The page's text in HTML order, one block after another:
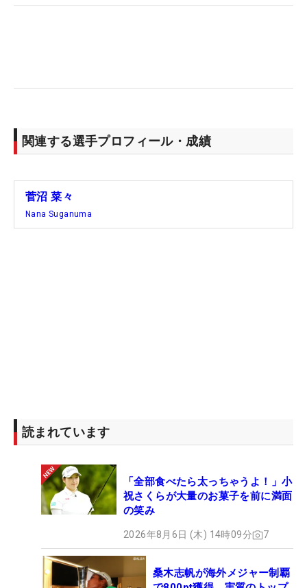
関連する選手プロフィール・成績
菅沼 菜々
Nana Suganuma
読まれています
「全部食べたら太っちゃうよ！」小
祝さくらが大量のお菓子を前に満面
の笑み
2026年8月6日 (木) 14時09分 7
桑木志帆が海外メジャー制覇